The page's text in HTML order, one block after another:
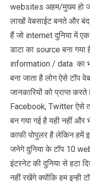
websites अहम/मुख्य हो
लाखों वेबसाईट बनते और
हैं जो internet दुनिया में
डाटा का source बना
information / data का
बना जाता है लोग ऐसे टॉप
जानकारियों को प्राप्त
Facebook, Twitter ऐसे
बन गया गई है यही नहीं
काफी पोपुलर है लेकिन हमें
जनेगे दुनिया के टॉप 10
इंटरनेट की दुनिया से हटा
नहीं रखेंगे क्योंकि हम इन्ही